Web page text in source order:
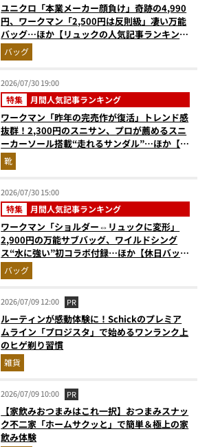
ユニクロ「本業メーカー顔負け」奇跡の4,990
円、ワークマン「2,500円は反則級」凄い万能
バッグ…ほか【リュックの人気記事ランキング
ベスト3】（2026年6月版）
バッグ
2026/07/30 19:00
特集 月間人気記事ランキング
ワークマン「昨年の完売作が復活」トレンド感
抜群！2,300円のスニサン、プロが薦めるスニ
ーカーソール搭載“走れるサンダル”…ほか【夏
シューズの人気記事ランキングベスト3】
（2026年6月版）
靴
2026/07/30 15:00
特集 月間人気記事ランキング
ワークマン「ショルダー⇔リュックに変形」
2,900円の万能サブバッグ、ワイルドシング
ス“水に強い”初コラボ付録…ほか【休日バッグ
の人気記事ランキングベスト3】（2026年6月
版）
バッグ
2026/07/09 12:00 PR
ルーティンが感動体験に！Schickのプレミア
ムライン「プロジスタ」で始めるワンランク上
のヒゲ剃り習慣
雑貨
2026/07/09 10:00 PR
【家飲みおつまみはこれ一択】おつまみスナッ
ク不二家「ホームサクッと」で簡単＆極上の家
飲み体験